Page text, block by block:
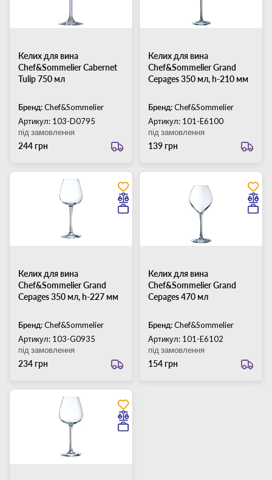
Келих для вина
Chef&Sommelier Cabernet
Tulip 750 мл
Бренд:Chef&Sommelier
Артикул: 103-D0795
244 грн
під замовлення
Келих для вина
Chef&Sommelier Grand
Cepages 350 мл, h-210 мм
Бренд:Chef&Sommelier
Артикул: 101-E6100
139 грн
під замовлення
Келих для вина
Chef&Sommelier Grand
Cepages 350 мл, h-227 мм
Бренд:Chef&Sommelier
Артикул: 103-G0935
234 грн
під замовлення
Келих для вина
Chef&Sommelier Grand
Cepages 470 мл
Бренд:Chef&Sommelier
Артикул: 101-E6102
154 грн
під замовлення